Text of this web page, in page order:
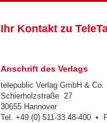
Ihr Kontakt zu
Anschrift des Verlags
telepublic Verlag GmbH & Co.
Schierholzstraße 27
30655 Hannover
Tel. +49 (0) 511-33 48-400 •